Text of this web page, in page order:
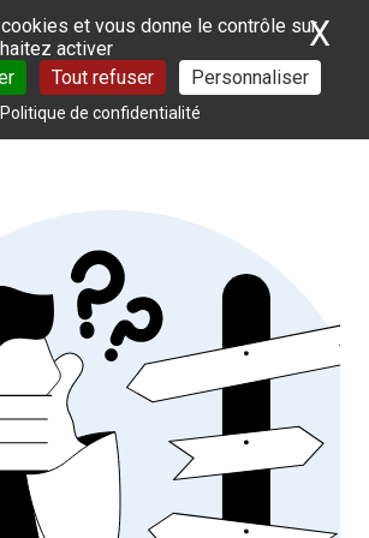
cookies
et vous donne le contrôle sur
activer
Tout refuser Personnaliser
Politique de confidentialité
X